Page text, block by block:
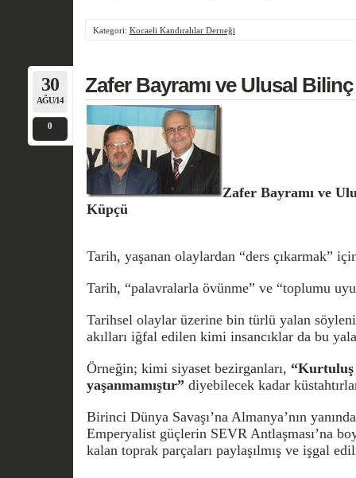
Kategori: Kocaeli Kandıralılar Derneği
30
AĞU/14
0
Zafer Bayramı ve Ulusal
Zafer Bayramı ve
Küpçü
Tarih, yaşanan olaylardan “ders çıkarmak”
Tarih, “palavralarla övünme” ve “toplumu
Tarihsel olaylar üzerine bin türlü yalan
akılları iğfal edilen kimi insancıklar da bu
Örneğin; kimi siyaset bezirganları, “Kurtuluş
yaşanmamıştır” diyebilecek kadar
Birinci Dünya Savaşı’na Almanya’nın
Emperyalist güçlerin SEVR Antlaşması’na
kalan toprak parçaları paylaşılmış ve işgal